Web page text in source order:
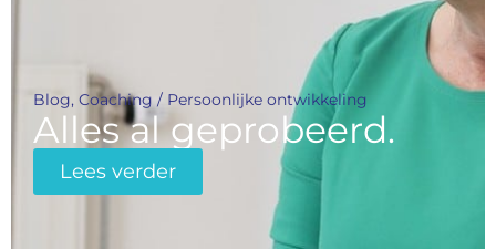
Blog, Coaching / Persoonlijke ontwikkeling
Alles al geprobeerd.
Lees verder